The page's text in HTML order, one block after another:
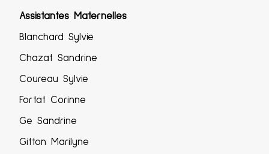
Assistantes Maternelles
Blanchard Sylvie
Chazat Sandrine
Coureau Sylvie
Fortat Corinne
Ge Sandrine
Gitton Marilyne